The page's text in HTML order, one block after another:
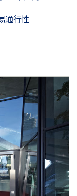
通行性